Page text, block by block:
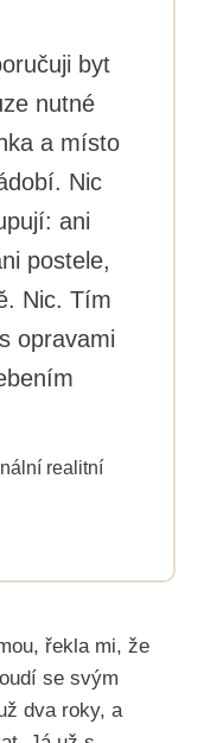
byt
nutné
a místo
Nic
ani
postele,
Nic. Tím
opravami
realitní
řekla mi, že
se svým
dva roky, a